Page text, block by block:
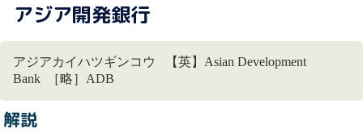
アジア開発銀行
アジアカイハツギンコウ 【英】Asian Development
Bank ［略］ADB
解説